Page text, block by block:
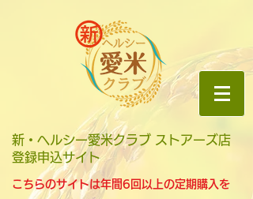
新・ヘルシー愛米クラブ ストアーズ店
登録申込サイト
こちらのサイトは年間6回以上の定期購入を